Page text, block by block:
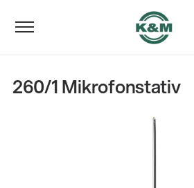
260/1 Mikrofonstativ